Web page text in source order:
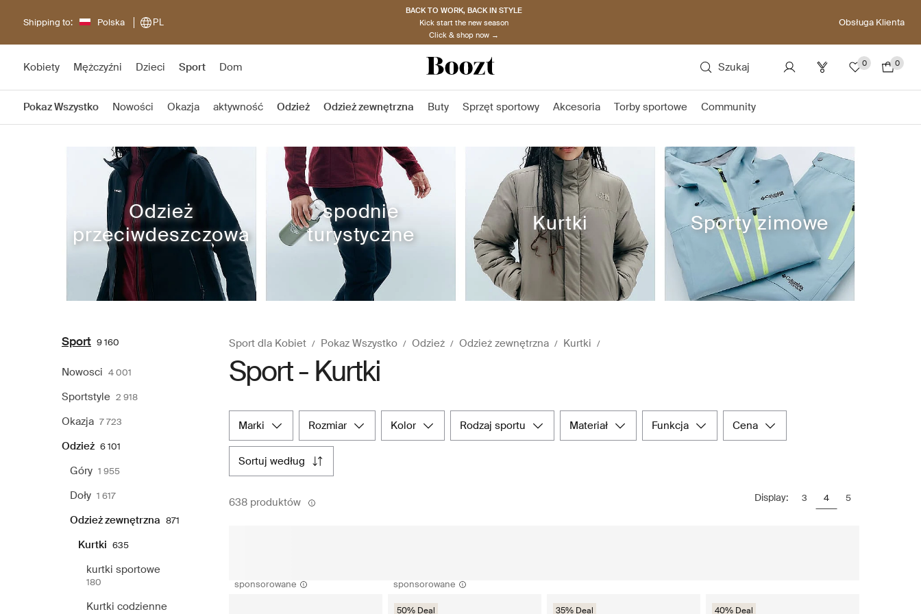
Shipping to: Polska PL
BACK TO WORK, BACK IN STYLE
Kick start the new season
Click & shop now →
Obsługa Klienta
Kobiety Mężczyźni Dzieci Sport Dom Szukaj 0 0
Pokaz Wszystko Nowości Okazja aktywność Odzież Odzież zewnętrzna Buty Sprzęt sportowy Akcesoria Torby sportowe Community
Odzież
przeciwdeszczowa
spodnie
turystyczne
Kurtki Sporty zimowe
Sport 9 160
Nowosci 4 001
Sportstyle 2 918
Okazja 7 723
Odzież 6 101
Góry 1 955
Doły 1 617
Odzież zewnętrzna 871
Kurtki 635
kurtki sportowe
180
Kurtki codzienne
Sport dla Kobiet Pokaz Wszystko Odzież Odzież zewnętrzna Kurtki
Sport - Kurtki
marki rozmiar kolor rodzaj sportu materiał funkcja cena
sortuj według
638 produktów Display: 3 4 5
sponsorowane sponsorowane
50% Deal 35% Deal 40% Deal